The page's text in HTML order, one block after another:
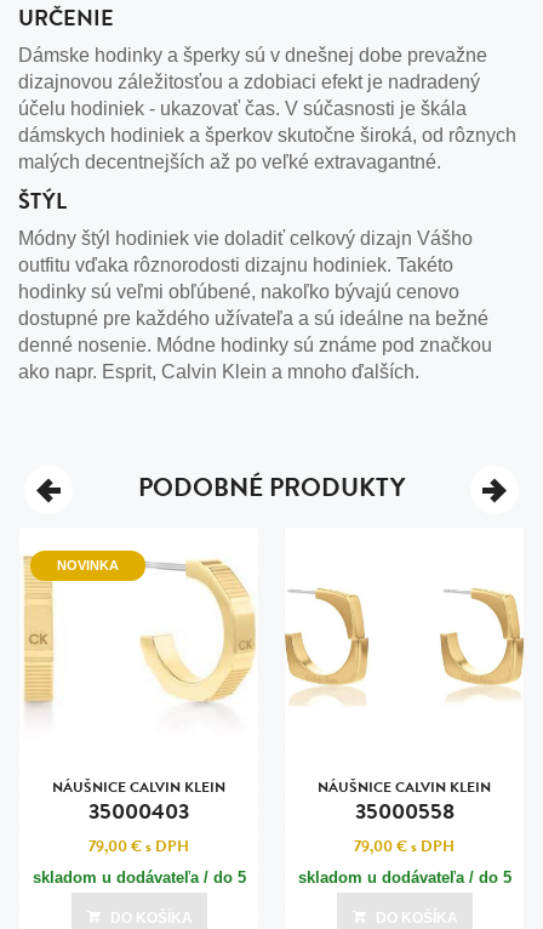
URČENIE
Dámske hodinky a šperky sú v dnešnej dobe prevažne
dizajnovou záležitosťou a zdobiaci efekt je nadradený
účelu hodiniek - ukazovať čas. V súčasnosti je škála
dámskych hodiniek a šperkov skutočne široká, od rôznych
malých decentnejších až po veľké extravagantné.
ŠTÝL
Módny štýl hodiniek vie doladiť celkový dizajn Vášho
outfitu vďaka rôznorodosti dizajnu hodiniek. Takéto
hodinky sú veľmi obľúbené, nakoľko bývajú cenovo
dostupné pre každého užívateľa a sú ideálne na bežné
denné nosenie. Módne hodinky sú známe pod značkou
ako napr. Esprit, Calvin Klein a mnoho ďalších.
PODOBNÉ PRODUKTY
NOVINKA
NÁUŠNICE CALVIN KLEIN
35000403
79,00 €s DPH
skladom u dodávateľa / do 5
dní
DO KOŠÍKA
NÁUŠNICE CALVIN KLEIN
35000558
79,00 €s DPH
skladom u dodávateľa / do 5
dní
DO KOŠÍKA